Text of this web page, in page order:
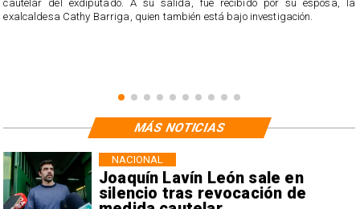
cautelar del exdiputado. A su salida, fue recibido por su esposa, la
exalcaldesa Cathy Barriga, quien también está bajo investigación.
Joaquín Lavín León sale en
silencio tras revocación de
NACIONAL
MÁS NOTICIAS